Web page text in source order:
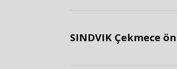
SINDVIK Çekmece